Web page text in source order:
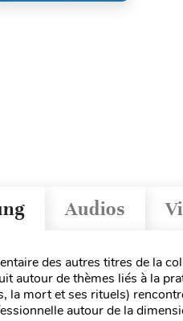
Audios
des autres titres de la
autour de thèmes liés à la
la mort et ses rituels)
autour de la